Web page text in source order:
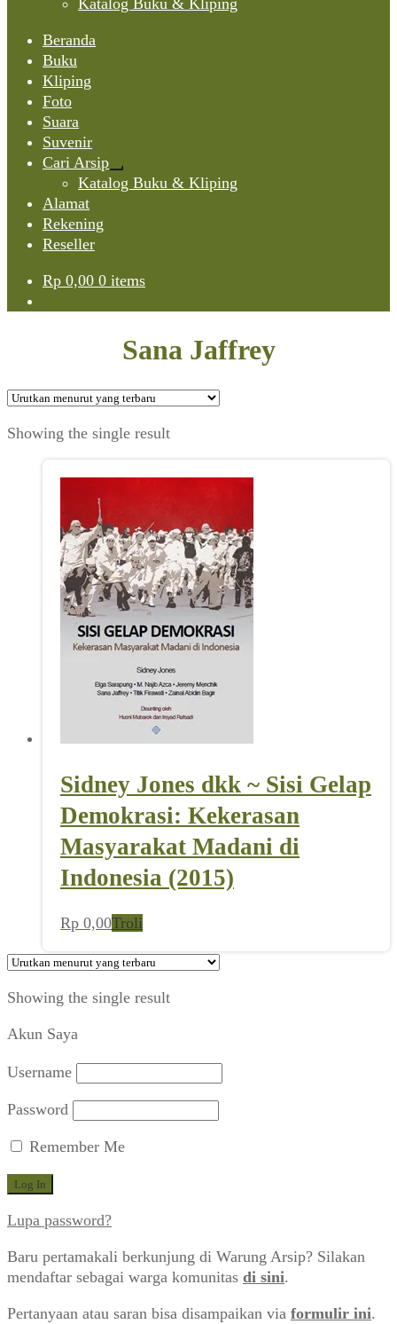
Katalog Buku & Kliping
Beranda
Buku
Kliping
Foto
Suara
Suvenir
Cari Arsip
Expand
child
Katalog Buku & Kliping
Alamat
Rekening
Reseller
Rp 0,00 0 items
Sana Jaffrey
Showing the single result
Sidney Jones dkk ~ Sisi Gelap
Demokrasi: Kekerasan
Masyarakat Madani di
Indonesia (2015)
Rp 0,00Troli
Showing the single result
Akun Saya
Username
Password
Remember Me
Lupa password?
Baru pertamakali berkunjung di Warung Arsip? Silakan
mendaftar sebagai warga komunitas di sini.
Pertanyaan atau saran bisa disampaikan via formulir ini.